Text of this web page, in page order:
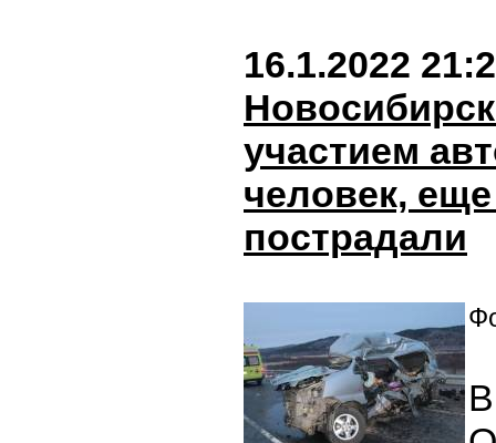
16.1.2022
участием
человек,
пострадали